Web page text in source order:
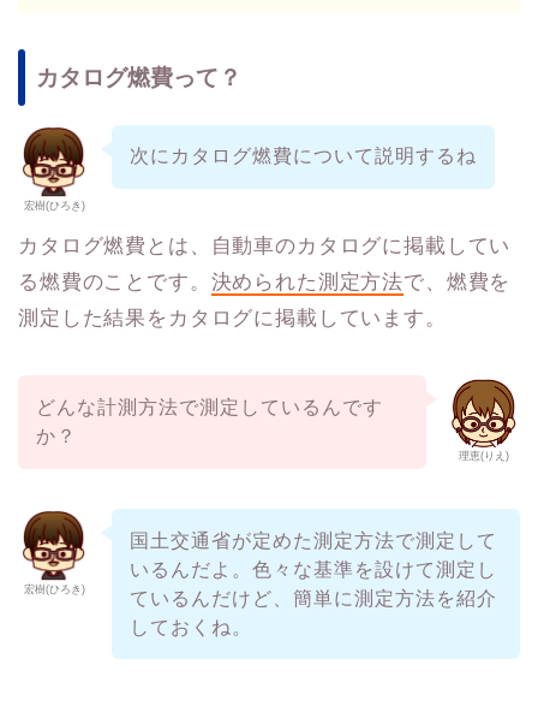
カタログ燃費って？
宏樹(ひろき)
次にカタログ燃費について説明するね
カタログ燃費とは、自動車のカタログに掲載してい
る燃費のことです。 決められた測定方法で、燃費を
測定した結果をカタログに掲載しています。
理恵(りえ)
どんな計測方法で測定しているんです
か？
宏樹(ひろき)
国土交通省が定めた測定方法で測定して
いるんだよ。色々な基準を設けて測定し
ているんだけど、簡単に測定方法を紹介
しておくね。